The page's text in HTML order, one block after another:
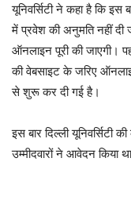
यूनिवर्सिटी ने कहा है कि
में प्रवेश की अनुमति नहीं दी
ऑनलाइन पूरी की जाएगी।
की वेबसाइट के जरिए
से शुरू कर दी गई है।
इस बार दिल्ली यूनिवर्सिटी
उम्मीदवारों ने आवेदन किया